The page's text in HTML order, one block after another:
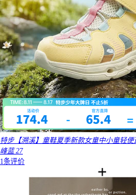
特步【溯溪】童鞋夏季新款女童中小童轻
峰蓝 27
1条评价